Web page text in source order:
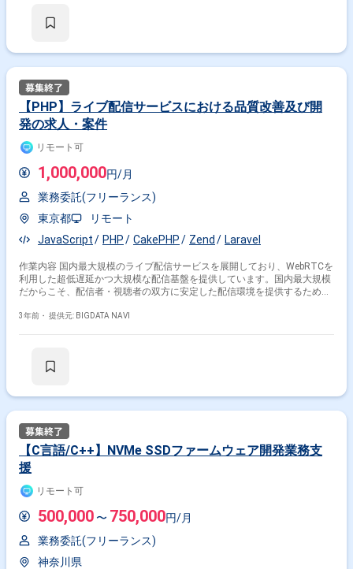
【PHP】ライブ配信サービスにおける品質改善及び開
発の求人・案件
リモート可
1,000,000円/月
業務委託(フリーランス)
東京都
リモート
JavaScript
PHP CakePHP Zend Laravel
作業内容 国内最大規模のライブ配信サービスを展開しており、WebRTCを
利用した超低遅延かつ大規模な配信基盤を提供しています。国内最大規模
だからこそ、配信者・視聴者の双方に安定した配信環境を提供するために
る事業部です。 配信基盤をFlashからWebRTCベースにフルリプレイスし
の拡大を目指します。
3年前・ 提供元: BIGDATA NAVI
【C言語/C++】NVMe SSDファームウェア開発業務支
援
リモート可
500,000 〜 750,000円/月
業務委託(フリーランス)
神奈川県